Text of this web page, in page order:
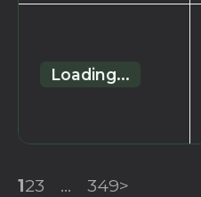
Loading...
123 ... 349>